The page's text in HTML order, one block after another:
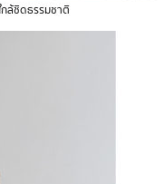
ล้ชิดธรรมชาติ